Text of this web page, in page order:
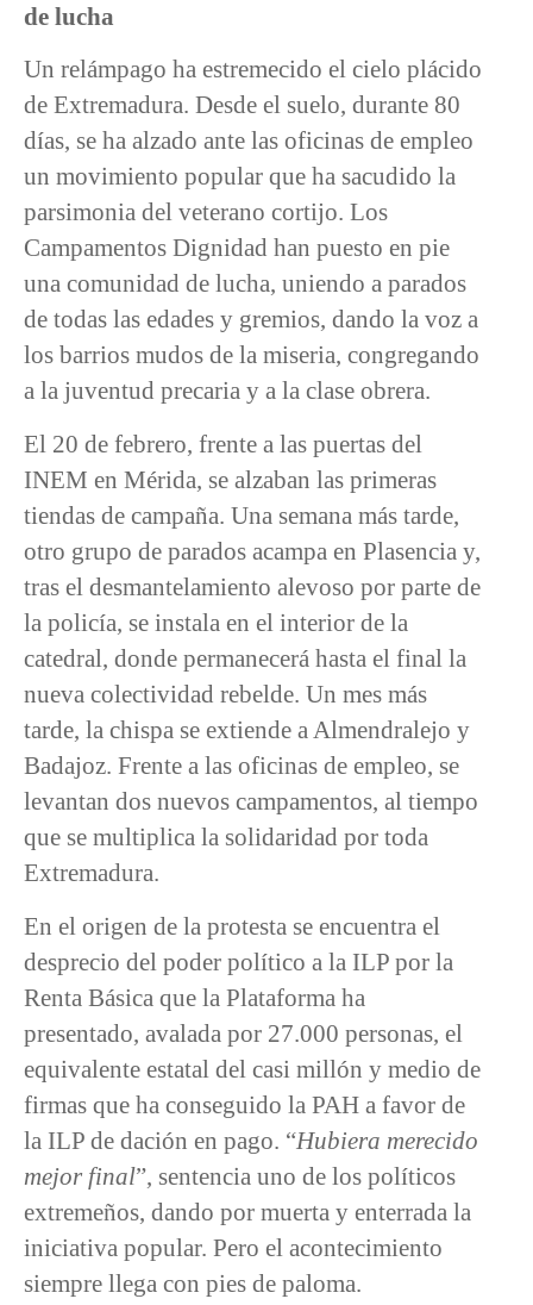
de lucha
Un relámpago ha estremecido el cielo plácido
de Extremadura. Desde el suelo, durante 80
días, se ha alzado ante las oficinas de empleo
un movimiento popular que ha sacudido la
parsimonia del veterano cortijo. Los
Campamentos Dignidad han puesto en pie
una comunidad de lucha, uniendo a parados
de todas las edades y gremios, dando la voz a
los barrios mudos de la miseria, congregando
a la juventud precaria y a la clase obrera.
El 20 de febrero, frente a las puertas del
INEM en Mérida, se alzaban las primeras
tiendas de campaña. Una semana más tarde,
otro grupo de parados acampa en Plasencia y,
tras el desmantelamiento alevoso por parte de
la policía, se instala en el interior de la
catedral, donde permanecerá hasta el final la
nueva colectividad rebelde. Un mes más
tarde, la chispa se extiende a Almendralejo y
Badajoz. Frente a las oficinas de empleo, se
levantan dos nuevos campamentos, al tiempo
que se multiplica la solidaridad por toda
Extremadura.
En el origen de la protesta se encuentra el
desprecio del poder político a la ILP por la
Renta Básica que la Plataforma ha
presentado, avalada por 27.000 personas, el
equivalente estatal del casi millón y medio de
firmas que ha conseguido la PAH a favor de
la ILP de dación en pago. “Hubiera merecido
mejor final”, sentencia uno de los políticos
extremeños, dando por muerta y enterrada la
iniciativa popular. Pero el acontecimiento
siempre llega con pies de paloma.